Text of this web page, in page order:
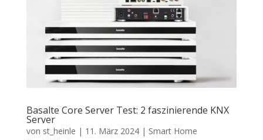
Basalte Core Server Test: 2 faszinierende KNX
Server
von st_heinle | 11. März 2024| Smart Home